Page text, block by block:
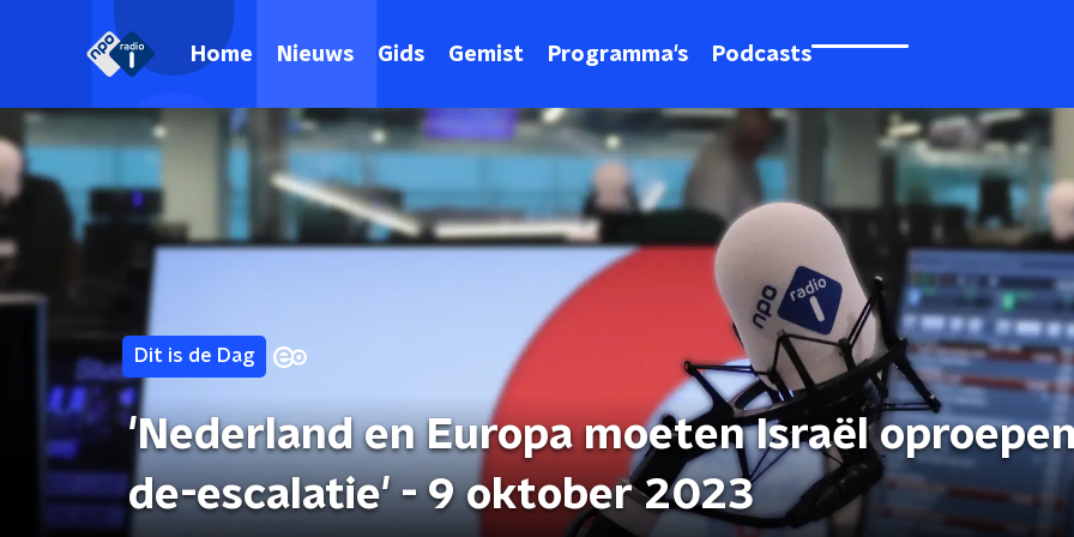
Home Nieuws Gids Gemist Programma's Podcasts
Dit is de Dag
'Nederland en Europa moeten Israël
de-escalatie' - 9 oktober 2023